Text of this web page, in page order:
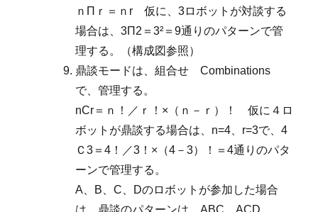
ｎΠｒ＝ｎr 仮に、3ロボットが対談する
場合は、3Π2＝3²＝9通りのパターンで管
理する。（構成図参照）
鼎談モードは、組合せ Combinations
で、管理する。
nCr＝ｎ！／ｒ！×（ｎ－ｒ）！ 仮に４ロ
ボットが鼎談する場合は、n=4、r=3で、4
Ｃ3＝4！／3！×（4－3）！＝4通りのパタ
ーンで管理する。
A、B、C、Dのロボットが参加した場合
は、鼎談のパターンは、ABC、ACD、